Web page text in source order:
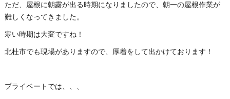
ただ、屋根に朝露が出る時期になりましたので、朝一の屋根作業が
難しくなってきました。
寒い時期は大変ですね！
北杜市でも現場がありますので、厚着をして出かけております！
プライベートでは、、、